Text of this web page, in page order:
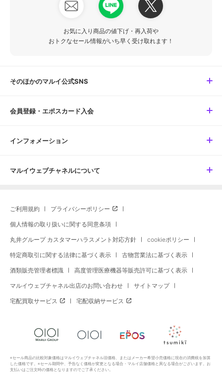
お気に入り商品の値下げ・再入荷や
おトクなセール情報がいち早く受け取れます！
そのほかのマルイ公式SNS
会員登録・エポスカード入会
インフォメーション
マルイウェブチャネルについて
ご利用規約 プライバシーポリシー
個人情報の取り扱いに関する同意条項
丸井グループ カスタマーハラスメント対応方針 cookieポリシー
特定商取引に関する法律に基づく表示 古物営業法に基づく表示
酒類販売管理者標識 高度管理医療機器等販売許可に基づく表示
マルイウェブチャネル出店のお問い合わせ サイトマップ
宅配買取サービス 宅配収納サービス
※セール商品の比較対象価格はマルイウェブチャネル旧価格、またはメーカー希望小売価格に現在の消費税を加算
した価格です。※セール期間中、予告なく価格が変更となる場合・マルイ店舗価格と異なる場合がございます。お
支払いはご注文時の価格となりますのでご了承ください。